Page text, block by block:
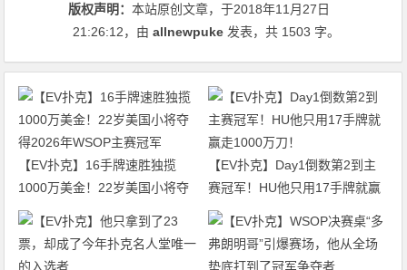
版权声明：本站原创文章，于2018年11月27日
21:26:12，由allnewpuke 发表，共 1503 字。
【EV扑克】16手牌速胜独揽
1000万美金！22岁美国小将夺
得2026年WSOP主赛冠军
【EV扑克】Day1倒数第2到主
赛冠军！HU他只用17手牌就赢
走1000万刀！